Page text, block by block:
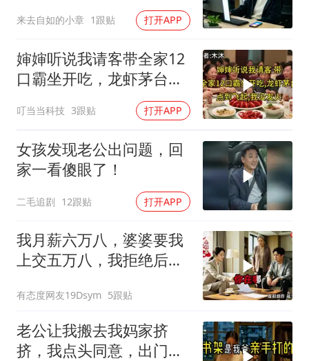
来去自如的小章 1跟贴 打开APP
婶婶听说我请客带全家12
口霸坐开吃，龙虾茅台点
叮当当科技 3跟贴 打开APP
女孩发现老公出问题，回
家一看傻眼了！
二毛追剧 12跟贴 打开APP
我月薪六万八，婆婆要我
上交五万八，我拒绝后她
离婚
有态度网友19Dsym 5跟贴
老公让我搬去我妈家挤
挤，我点头同意，出门时